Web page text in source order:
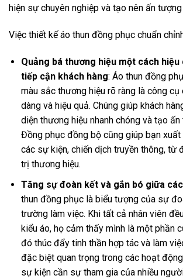
hiện sự chuyên nghiệp và tạo nên ấn tượng
Việc thiết kế áo thun đồng phục chuẩn
Quảng bá thương hiệu một cách hiệu
tiếp cận khách hàng: Áo thun đồng
màu sắc thương hiệu rõ ràng là công cụ
dàng và hiệu quả. Chúng giúp khách
diện thương hiệu nhanh chóng và tạo
Đồng phục đồng bộ cũng giúp bạn
các sự kiện, chiến dịch truyền thông, từ
trị thương hiệu.
Tăng sự đoàn kết và gắn bó giữa
thun đồng phục là biểu tượng của sự
trường làm việc. Khi tất cả nhân viên
kiểu áo, họ cảm thấy mình là một phần
đó thúc đẩy tinh thần hợp tác và làm
đặc biệt quan trọng trong các hoạt
sự kiện cần sự tham gia của nhiều